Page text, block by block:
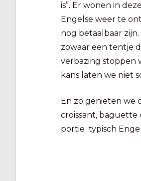
is”. Er wonen in
Engelse weer te
nog betaalbaar
zowaar een tentje
verbazing stoppen
kans laten we niet
En zo genieten we
croissant,
portie typisch